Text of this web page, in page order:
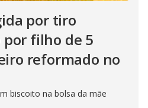
por tiro
filho de 5
reformado no
biscoito na bolsa da mãe